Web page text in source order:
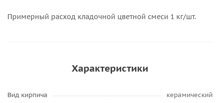
Примерный расход кладочной цветной смеси 1 кг/шт.
Характеристики
Вид кирпича
керамический